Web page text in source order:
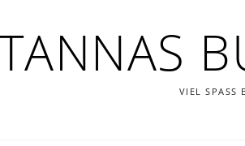
VIEL SPASS